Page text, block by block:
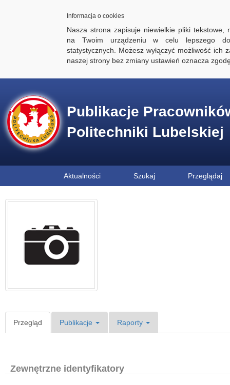
Informacja o cookies
Nasza strona zapisuje niewielkie pliki tekstowe,
na Twoim urządzeniu w celu lepszego
statystycznych. Możesz wyłączyć możliwość ich
naszej strony bez zmiany ustawień oznacza
Publikacje
Politechniki Lubelskiej
Aktualności Szukaj Przeglądaj
Przegląd Publikacje Raporty
Zewnętrzne identyfikatory